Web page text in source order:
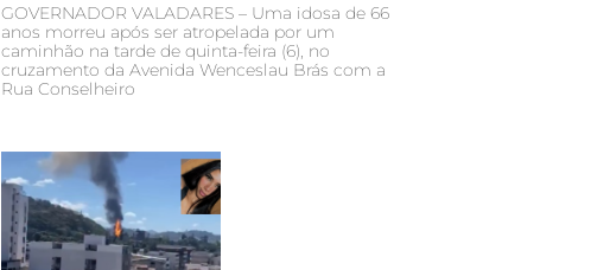
GOVERNADOR VALADARES – Uma idosa de 66
anos morreu após ser atropelada por um
caminhão na tarde de quinta-feira (6), no
cruzamento da Avenida Wenceslau Brás com a
Rua Conselheiro